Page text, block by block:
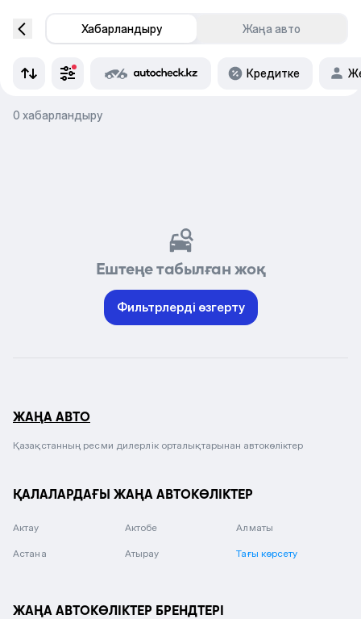
Хабарландыру Жаңа авто
Кредитке
0 хабарландыру
Ештеңе табылған жоқ
Фильтрлерді өзгерту
ЖАҢА АВТО
Қазақстанның ресми дилерлік орталықтарынан автокөліктер
ҚАЛАЛАРДАҒЫ ЖАҢА АВТОКӨЛІКТЕР
Актау Актобе Алматы
Астана Атырау Тағы көрсету
ЖАҢА АВТОКӨЛІКТЕР БРЕНДТЕРІ